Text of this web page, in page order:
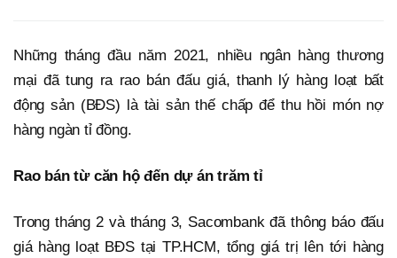
Những tháng đầu năm 2021, nhiều ngân hàng thương
mại đã tung ra rao bán đấu giá, thanh lý hàng loạt bất
động sản (BĐS) là tài sản thế chấp để thu hồi món nợ
hàng ngàn tỉ đồng.
Rao bán từ căn hộ đến dự án trăm tỉ
Trong tháng 2 và tháng 3, Sacombank đã thông báo đấu
giá hàng loạt BĐS tại TP.HCM, tổng giá trị lên tới hàng